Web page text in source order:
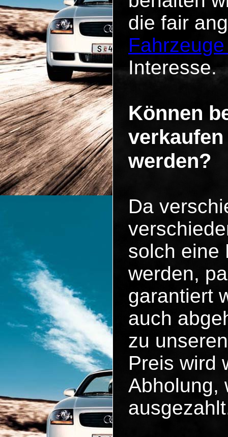
die fair
Interesse.
Können
werden?
Da
solch eine
werden,
garantiert
auch
zu
Preis wird
Abholung,